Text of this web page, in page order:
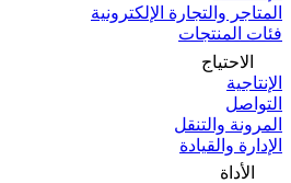
المتاجر والتجارة الإلكترونية
فئات المنتجات
الاحتياج
الإنتاجية
التواصل
المرونة والتنقل
الإدارة والقيادة
الأداة